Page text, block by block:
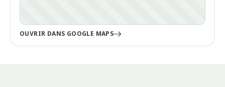
OUVRIR DANS GOOGLE MAPS